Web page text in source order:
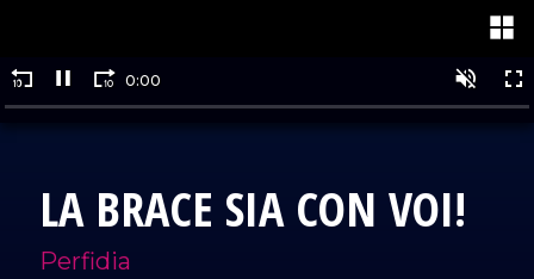
LA BRACE SIA CON VOI!
Perfidia